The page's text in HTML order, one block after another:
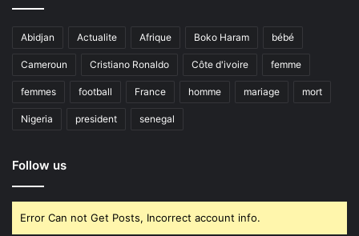
Abidjan Actualite Afrique Boko Haram bébé
Cameroun Cristiano Ronaldo Côte d'ivoire femme
femmes football France homme mariage mort
Nigeria president senegal
Follow us
Error Can not Get Posts, Incorrect account info.